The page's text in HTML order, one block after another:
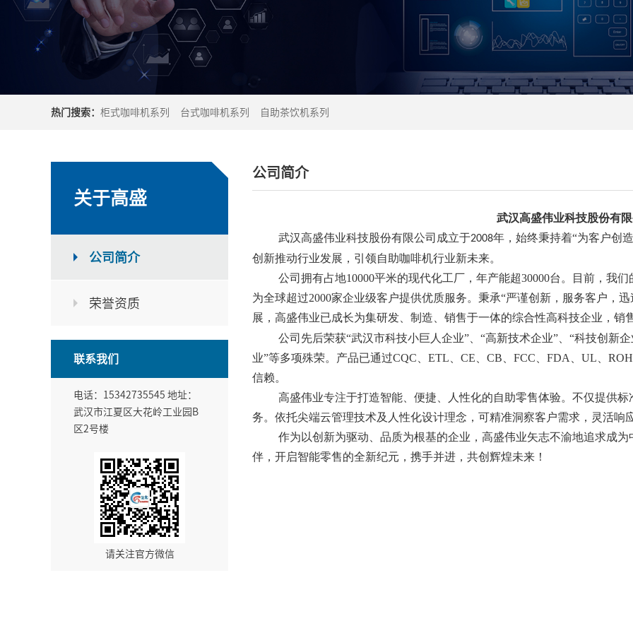
热门搜索： 柜式咖啡机系列 台式咖啡机系列 自助茶饮机系列
关于高盛
公司简介
荣誉资质
联系我们
电话： 15342735545 地址：
武汉市江夏区大花岭工业园B
区2号楼
请关注官方微信
公司简介
武汉高盛伟业科技股份有
武汉高盛伟业科技股份有限公司成立于2008年，始终秉持着“为客户创
创新推动行业发展，引领自助咖啡机行业新未来。
公司拥有占地10000平米的现代化工厂，年产能超30000台。目前，我
为全球超过2000家企业级客户提供优质服务。秉承“严谨创新，服务客户，
展，高盛伟业已成长为集研发、制造、销售于一体的综合性高科技企业，销
公司先后荣获“武汉市科技小巨人企业”、“高新技术企业”、“科技创新
业”等多项殊荣。产品已通过CQC、ETL、CE、CB、FCC、FDA、UL、
信赖。
高盛伟业专注于打造智能、便捷、人性化的自助零售体验。不仅提供
务。依托尖端云管理技术及人性化设计理念，可精准洞察客户需求，灵活
作为以创新为驱动、品质为根基的企业，高盛伟业矢志不渝地追求成
伴，开启智能零售的全新纪元，携手并进，共创辉煌未来！